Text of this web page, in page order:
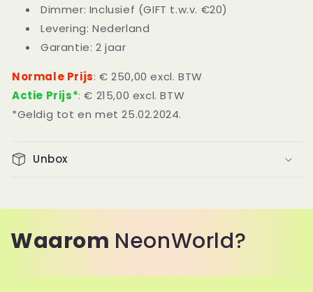
Dimmer: Inclusief (GIFT t.w.v. €20)
Levering: Nederland
Garantie: 2 jaar
Normale Prijs: € 250,00 excl. BTW
Actie Prijs*: € 215,00 excl. BTW
*Geldig tot en met 25.02.2024.
Unbox
Waarom NeonWorld?